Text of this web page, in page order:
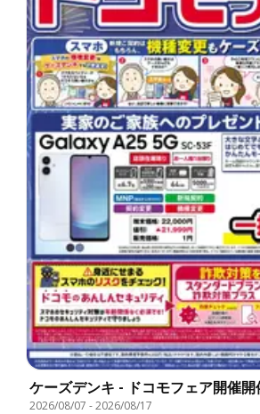
ケーズデンキ - ドコモフェア開催開
2026/08/07 -2026/08/17